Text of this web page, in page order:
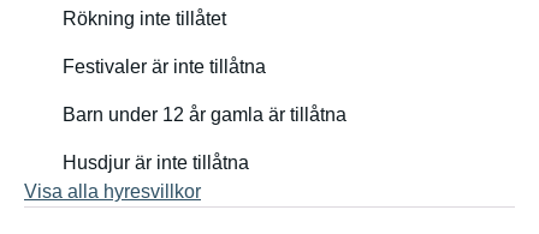
Rökning inte tillåtet
Festivaler är inte tillåtna
Barn under 12 år gamla är tillåtna
Husdjur är inte tillåtna
Visa alla hyresvillkor